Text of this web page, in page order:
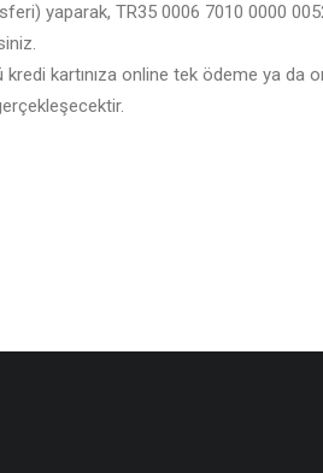
yaparak, TR35 0006 7010 0000
kartınıza online tek ödeme ya